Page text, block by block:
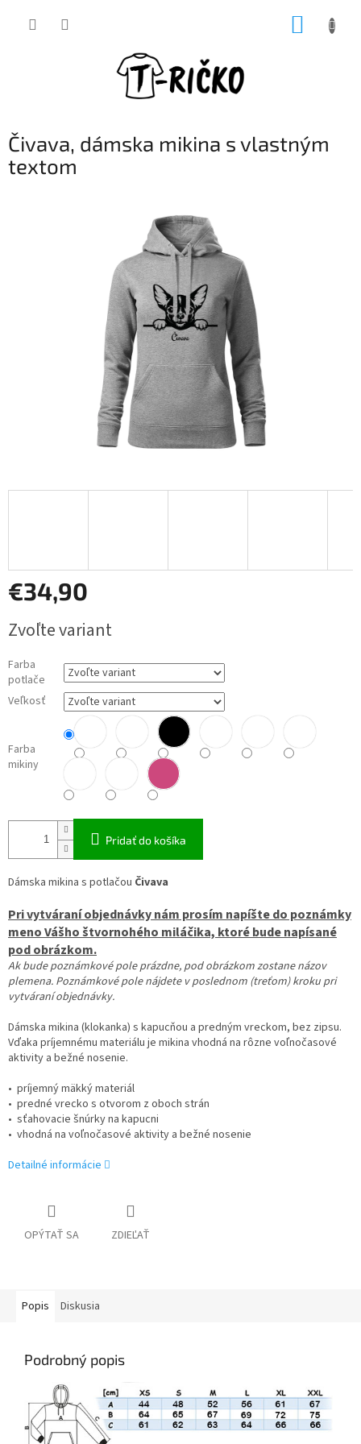
Čivava, dámska mikina s vlastným
textom
€34,90
cena:
Zvoľte variant
Farba
potlače
Veľkosť
Farba
mikiny
Pridať do košíka
Dámska mikina s potlačou Čivava
Pri vytváraní objednávky nám prosím napíšte do poznámky
meno Vášho štvornohého miláčika, ktoré bude napísané
pod obrázkom.
Ak bude poznámkové pole prázdne, pod obrázkom zostane názov
plemena. Poznámkové pole nájdete v poslednom (treťom) kroku pri
vytváraní objednávky.
Dámska mikina (klokanka) s kapucňou a predným vreckom, bez zipsu.
Vďaka príjemnému materiálu je mikina vhodná na rôzne voľnočasové
aktivity a bežné nosenie.
• príjemný mäkký materiál
• predné vrecko s otvorom z oboch strán
• sťahovacie šnúrky na kapucni
• vhodná na voľnočasové aktivity a bežné nosenie
Detailné informácie
OPÝTAŤ SA ZDIEĽAŤ
Popis Diskusia
Podrobný popis